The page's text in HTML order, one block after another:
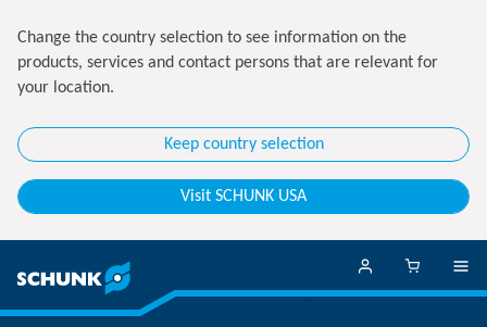
Change the country selection to see information on the
products, services and contact persons that are relevant for
your location.
Keep country selection
Visit SCHUNK USA